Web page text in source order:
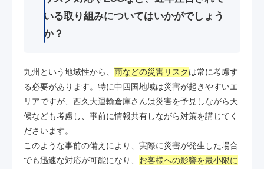
いる取り組みについてはいかがでしょう
か？
九州という地域性から、 雨などの災害リスクは常に考慮す
る必要があります。特に中四国地域は災害が起きやすいエ
リアですが、西久大運輸倉庫さんは災害を予見しながら天
候なども考慮し、事前に情報共有しながら対策を講じてく
ださいます。
このような事前の備えにより、実際に災害が発生した場合
でも迅速な対応が可能になり、 お客様への影響を最小限に